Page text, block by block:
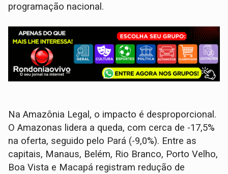
programação nacional.
Na Amazônia Legal, o impacto é desproporcional.
O Amazonas lidera a queda, com cerca de -17,5%
na oferta, seguido pelo Pará (-9,0%). Entre as
capitais, Manaus, Belém, Rio Branco, Porto Velho,
Boa Vista e Macapá registram redução de